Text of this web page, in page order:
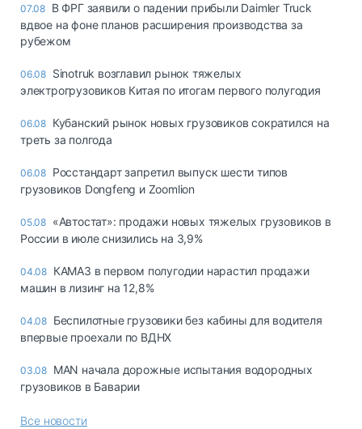
07.08 В ФРГ заявили о падении прибыли Daimler Truck
вдвое на фоне планов расширения производства за
рубежом
06.08 Sinotruk возглавил рынок тяжелых
электрогрузовиков Китая по итогам первого полугодия
06.08 Кубанский рынок новых грузовиков сократился на
треть за полгода
06.08 Росстандарт запретил выпуск шести типов
грузовиков Dongfeng и Zoomlion
05.08 «Автостат»: продажи новых тяжелых грузовиков в
России в июле снизились на 3,9%
04.08 КАМАЗ в первом полугодии нарастил продажи
машин в лизинг на 12,8%
04.08 Беспилотные грузовики без кабины для водителя
впервые проехали по ВДНХ
03.08 MAN начала дорожные испытания водородных
грузовиков в Баварии
Все новости